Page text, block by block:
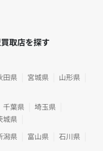
取店を探す
田県 宮城県
山形県
千葉県
埼玉県
城県
潟県 富山県
石川県